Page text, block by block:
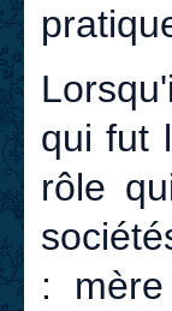
qui fut
rôle
: